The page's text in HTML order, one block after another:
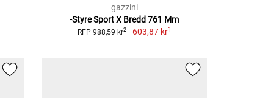
gazzini
-Styre Sport X Bredd 761 Mm
RFP 988,59 kr2 603,87 kr1